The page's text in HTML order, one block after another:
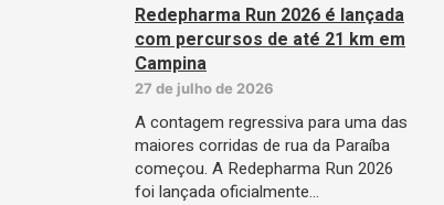
Redepharma Run 2026 é lançada
com percursos de até 21 km em
Campina
27 de julho de 2026
A contagem regressiva para uma das
maiores corridas de rua da Paraíba
começou. A Redepharma Run 2026
foi lançada oficialmente…